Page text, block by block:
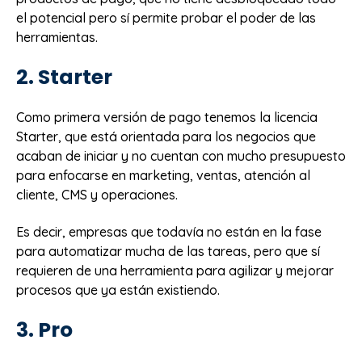
el potencial pero sí permite probar el poder de las
herramientas.
2. Starter
Como primera versión de pago tenemos la licencia
Starter, que está orientada para los negocios que
acaban de iniciar y no cuentan con mucho presupuesto
para enfocarse en marketing, ventas, atención al
cliente, CMS y operaciones.
Es decir, empresas que todavía no están en la fase
para automatizar mucha de las tareas, pero que sí
requieren de una herramienta para agilizar y mejorar
procesos que ya están existiendo.
3. Pro